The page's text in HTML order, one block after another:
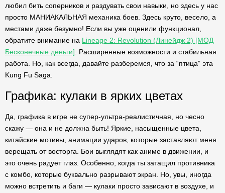
любил бить соперников и раздувать свои навыки, но здесь у нас
просто МАНИАКАЛЬНАЯ механика боев. Здесь круто, весело, а
местами даже безумно! Если вы уже оценили функционал,
обратите внимание на Lineage 2: Revolution (Линейдж 2) [МОД
Бесконечные деньги] . Расширенные возможности и стабильная
работа. Но, как всегда, давайте разберемся, что за “птица” эта
Kung Fu Saga.
Графика: кулаки в ярких цветах
Да, графика в игре не супер-ультра-реалистичная, но чесно
скажу — она и не должна быть! Яркие, насыщенные цвета,
китайские мотивы, анимации ударов, которые заставляют меня
верещать от восторга. Бои выглядят как аниме в движении, и
это очень радует глаз. Особенно, когда ты затащил противника
с комбо, которые буквально разрывают экран. Но, увы, иногда
можно встретить и баги — кулаки просто зависают в воздухе, и